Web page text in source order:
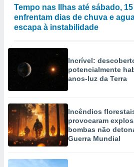
Tempo nas Ilhas até sábado,
enfrentam dias de chuva e
escapa à instabilidade
Incrível:
potencialmente
anos-luz da Terra
Incêndios
provocaram
bombas não
Guerra Mundial